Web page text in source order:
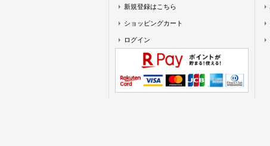
新規登録はこちら
ショッピングカート
ログイン